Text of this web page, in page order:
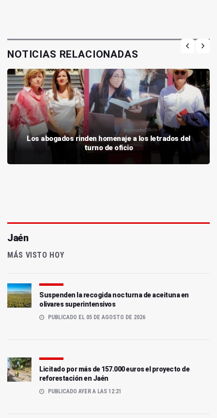
NOTICIAS RELACIONADAS
Los abogados rinden homenaje a los letrados del
turno de oficio
Jaén
MÁS VISTO HOY
Suspenden la recogida nocturna de aceituna en
olivares superintensivos
PUBLICADO EL 05 DE AGOSTO DE 2026
Licitado por más de 157.000 euros el proyecto de
reforestación en Jaén
PUBLICADO AYER A LAS 12:21